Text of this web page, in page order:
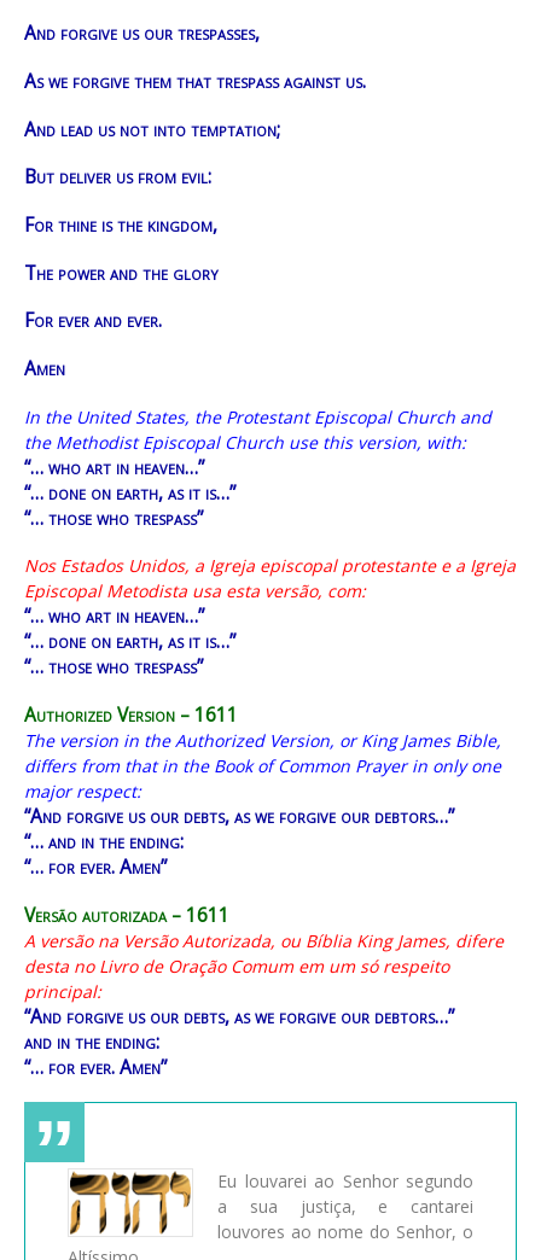
And forgive us our trespasses,
As we forgive them that trespass against us.
And lead us not into temptation;
But deliver us from evil:
For thine is the kingdom,
The power and the glory
For ever and ever.
Amen
In the United States, the Protestant Episcopal Church and
the Methodist Episcopal Church use this version, with:
“… who art in heaven…”
“… done on earth, as it is…”
“… those who trespass”
Nos Estados Unidos, a Igreja episcopal protestante e a Igreja
Episcopal Metodista usa esta versão, com:
“… who art in heaven…”
“… done on earth, as it is…”
“… those who trespass”
Authorized Version – 1611
The version in the Authorized Version, or King James Bible,
differs from that in the Book of Common Prayer in only one
major respect:
“And forgive us our debts, as we forgive our debtors…”
“… and in the ending:
“… for ever. Amen”
Versão autorizada – 1611
A versão na Versão Autorizada, ou Bíblia King James, difere
desta no Livro de Oração Comum em um só respeito
principal:
“And forgive us our debts, as we forgive our debtors…”
and in the ending:
“… for ever. Amen”
Eu louvarei ao Senhor segundo
a sua justiça, e cantarei
louvores ao nome do Senhor, o